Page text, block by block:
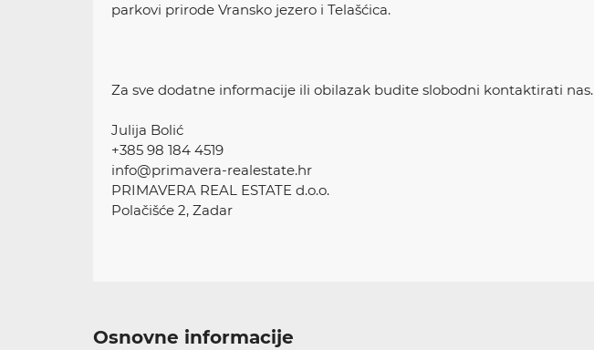
parkovi prirode Vransko jezero i Telašćica.
Za sve dodatne informacije ili obilazak budite slobodni kontaktirati nas.
Julija Bolić
+385 98 184 4519
info@primavera-realestate.hr
PRIMAVERA REAL ESTATE d.o.o.
Polačišće 2, Zadar
Osnovne informacije